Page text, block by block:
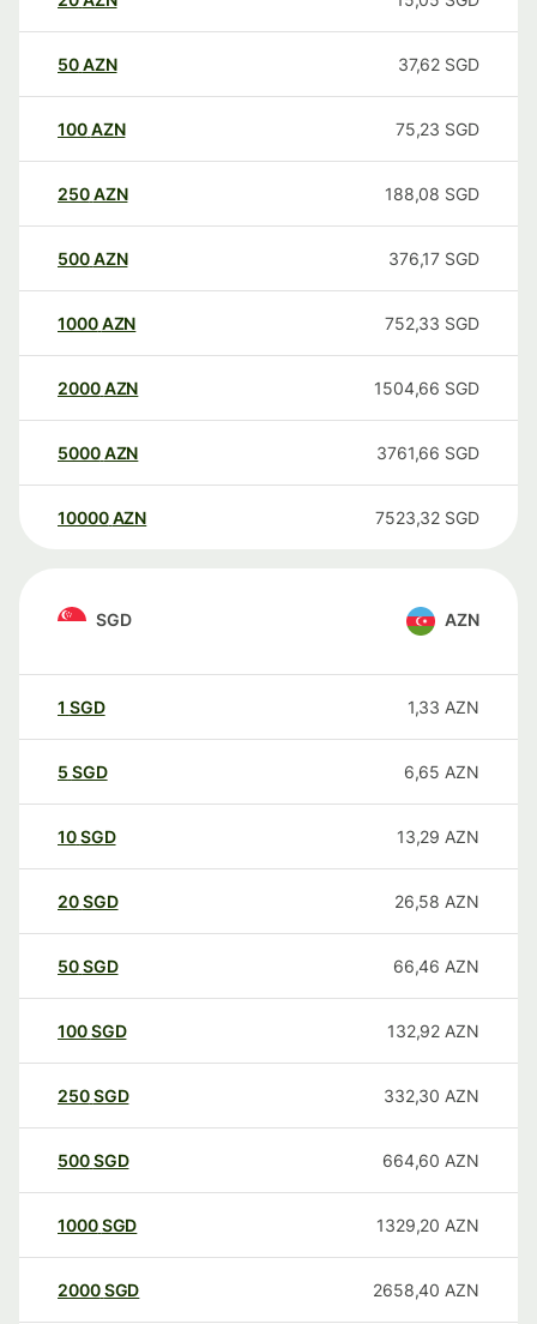
50AZN 37,62 SGD
100AZN 75,23 SGD
250AZN 188,08 SGD
500AZN 376,17 SGD
1000AZN 752,33 SGD
2000AZN 1504,66 SGD
5000AZN 3761,66 SGD
10000 AZN 7523,32 SGD
SGD AZN
1 SGD 1,33 AZN
5 SGD 6,65 AZN
10SGD 13,29 AZN
20SGD 26,58 AZN
50SGD 66,46 AZN
100SGD 132,92 AZN
250SGD 332,30 AZN
500SGD 664,60 AZN
1000SGD 1329,20 AZN
2000SGD 2658,40 AZN